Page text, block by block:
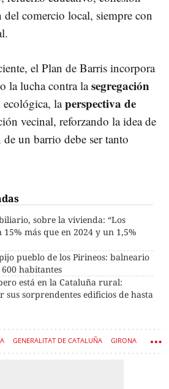
comercio local, siempre con
el Plan de Barris incorpora
la lucha contra lasegregación
laperspectiva de
vecinal, reforzando la idea de
un barrio debe ser tanto
sobre la vivienda: “Los
más que en 2024 y un 1,5%
pueblo de los Pirineos: balneario
habitantes
está en la Cataluña rural:
sus sorprendentes edificios de hasta
GENERALITAT DE CATALUÑA GIRONA